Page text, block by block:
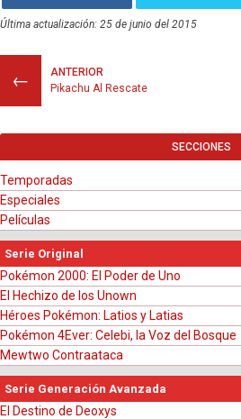
Última actualización: 25 de junio del 2015
←
ANTERIOR
Pikachu Al Rescate
SECCIONES
Temporadas
Especiales
Películas
Serie Original
Pokémon 2000: El Poder de Uno
El Hechizo de los Unown
Héroes Pokémon: Latios y Latias
Pokémon 4Ever: Celebi, la Voz del Bosque
Mewtwo Contraataca
Serie Generación Avanzada
El Destino de Deoxys